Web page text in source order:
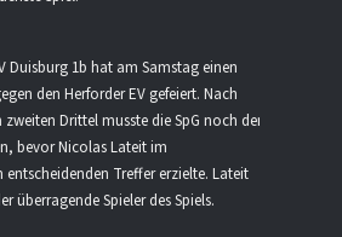
Duisburg 1b hat am Samstag einen
den Herforder EV gefeiert. Nach
Drittel musste die SpG noch den
bevor Nicolas Lateit im
entscheidenden Treffer erzielte. Lateit
überragende Spieler des Spiels.